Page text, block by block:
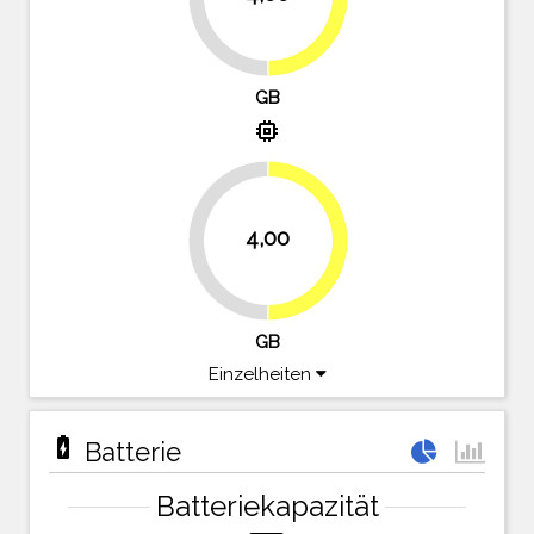
GB
memory
4,00
GB
Einzelheiten
battery_charging_full Batterie
Batteriekapazität